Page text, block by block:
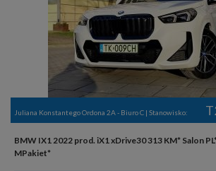
Juliana Konstantego Ordona 2A - Biuro C | Stanowisko:
BMW IX1 2022 prod. iX1 xDrive30 313 KM* Salon
MPakiet*